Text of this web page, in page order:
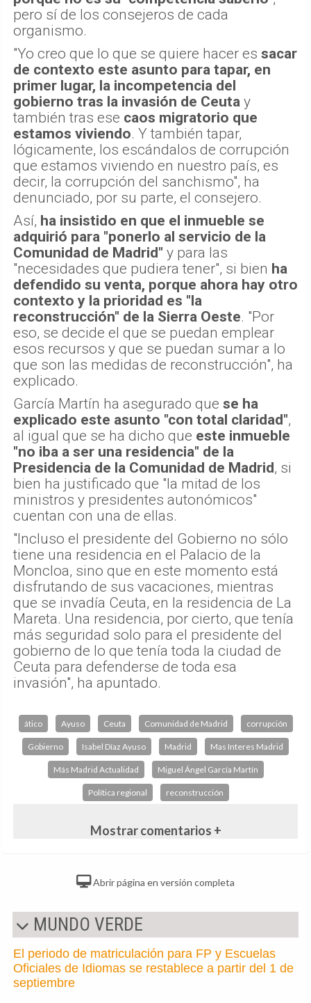
pero sí de los consejeros de cada
organismo.
"Yo creo que lo que se quiere hacer es sacar
de contexto este asunto para tapar, en
primer lugar, la incompetencia del
gobierno tras la invasión de Ceuta y
también tras ese caos migratorio que
estamos viviendo. Y también tapar,
lógicamente, los escándalos de corrupción
que estamos viviendo en nuestro país, es
decir, la corrupción del sanchismo", ha
denunciado, por su parte, el consejero.
Así, ha insistido en que el inmueble se
adquirió para "ponerlo al servicio de la
Comunidad de Madrid" y para las
"necesidades que pudiera tener", si bien ha
defendido su venta, porque ahora hay otro
contexto y la prioridad es "la
reconstrucción" de la Sierra Oeste. "Por
eso, se decide el que se puedan emplear
esos recursos y que se puedan sumar a lo
que son las medidas de reconstrucción", ha
explicado.
García Martín ha asegurado que se ha
explicado este asunto "con total claridad",
al igual que se ha dicho que este inmueble
"no iba a ser una residencia" de la
Presidencia de la Comunidad de Madrid, si
bien ha justificado que "la mitad de los
ministros y presidentes autonómicos"
cuentan con una de ellas.
"Incluso el presidente del Gobierno no sólo
tiene una residencia en el Palacio de la
Moncloa, sino que en este momento está
disfrutando de sus vacaciones, mientras
que se invadía Ceuta, en la residencia de La
Mareta. Una residencia, por cierto, que tenía
más seguridad solo para el presidente del
gobierno de lo que tenía toda la ciudad de
Ceuta para defenderse de toda esa
invasión", ha apuntado.
ático Ayuso Ceuta Comunidad de Madrid corrupción
Gobierno Isabel Díaz Ayuso Madrid Mas Interes Madrid
Más Madrid Actualidad Miguel Ángel García Martín
Política regional reconstrucción
Mostrar comentarios +
Abrir página en versión completa
MUNDO VERDE
El periodo de matriculación para FP y Escuelas
Oficiales de Idiomas se restablece a partir del 1 de
septiembre